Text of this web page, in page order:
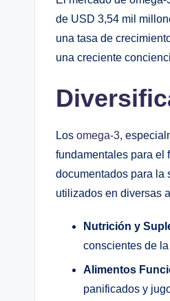
de USD 3,54 mil
una tasa de
una creciente
Los omega-3,
fundamentales para el
documentados para la
utilizados en diversas
Nutrición y
conscientes de
Alimentos
panificados y